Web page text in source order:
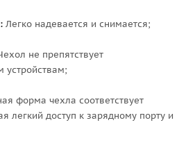
Легко надевается и снимается;
не препятствует
форма чехла соответствует
легкий доступ к зарядному порту и